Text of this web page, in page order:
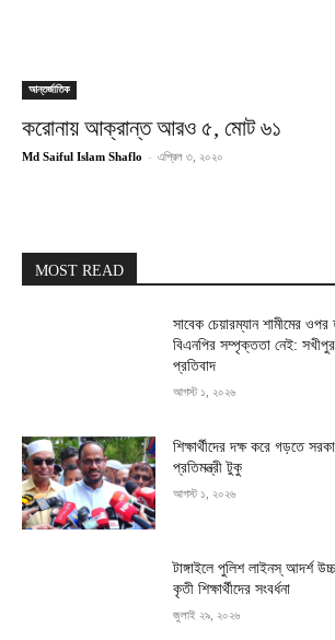
আন্তর্জাতিক
করোনায় আক্রান্ত আরও ৫, মোট ৬১
Md Saiful Islam Shaflo - এপ্রিল ৩, ২০২০
MOST READ
সাবেক চেয়ারম্যান শামীমের
বিএনপির সম্পৃক্ততা নেই:
প্রতিবাদ
আগস্ট ১, ২০২৬
শিক্ষার্থীদের দক্ষ করে গড়তে
প্রতিমন্ত্রী টুকু
আগস্ট ১, ২০২৬
টাঙ্গাইলে পুলিশ লাইনস্ আদর্শ
কৃতী শিক্ষার্থীদের সংবর্ধনা
জুলাই ২৯, ২০২৬